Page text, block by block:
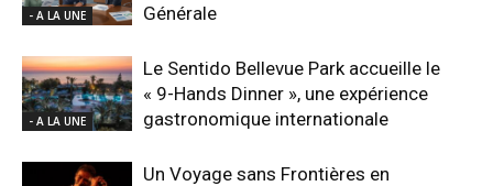
- A LA UNE
Générale
- A LA UNE
Le Sentido Bellevue Park accueille le
« 9-Hands Dinner », une expérience
gastronomique internationale
Un Voyage sans Frontières en